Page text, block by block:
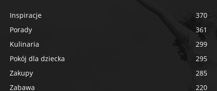
Inspiracje
370
Porady
361
Kulinaria
299
Pokój dla dziecka
295
Zakupy
285
Zabawa
220